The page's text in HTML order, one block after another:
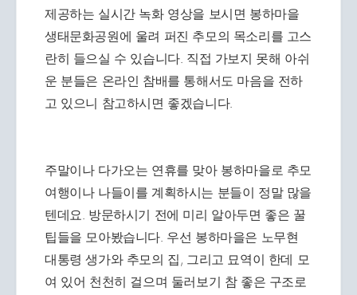
제공하는 실시간 녹화 영상을 보시면 봉하마을
생태문화공원에 울려 퍼진 추모의 목소리를 고스
란히 들으실 수 있습니다. 직접 가보지 못해 아쉬
운 분들은 온라인 참배를 통해서도 마음을 전하
고 있으니 참고하시면 좋겠습니다.
주말이나 다가오는 연휴를 맞아 봉하마을로 추모
여행이나 나들이를 계획하시는 분들이 정말 많을
텐데요. 방문하시기 전에 미리 알아두면 좋은 꿀
팁들을 모아봤습니다. 우선 봉하마을은 노무현
대통령 생가와 추모의 집, 그리고 묘역이 한데 모
여 있어 천천히 걸으며 둘러보기 참 좋은 구조로